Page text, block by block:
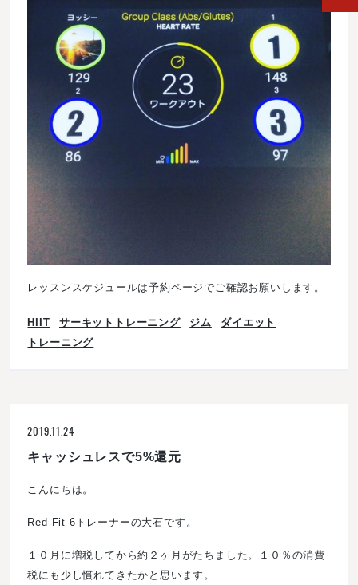
レッスンスケジュールは予約ページでご確認お願いします。
HIIT サーキットトレーニング ジム
ダイエット
トレーニング
2019.11.24
キャッシュレスで5%還元
こんにちは。
Red Fit 6トレーナーの大石です。
１０月に増税してから約２ヶ月がたちました。１０％の消費
税にも少し慣れてきたかと思います。